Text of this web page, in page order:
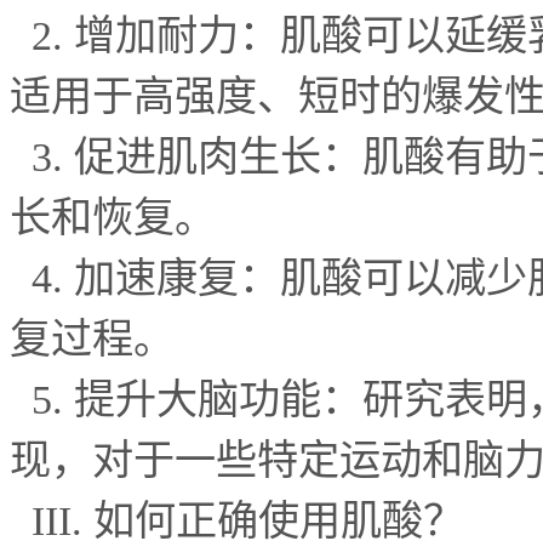
2. 增加耐力：肌酸可以延
适用于高强度、短时的爆发
3. 促进肌肉生长：肌酸有
长和恢复。
4. 加速康复：肌酸可以减
复过程。
5. 提升大脑功能：研究表
现，对于一些特定运动和脑
III. 如何正确使用肌酸？